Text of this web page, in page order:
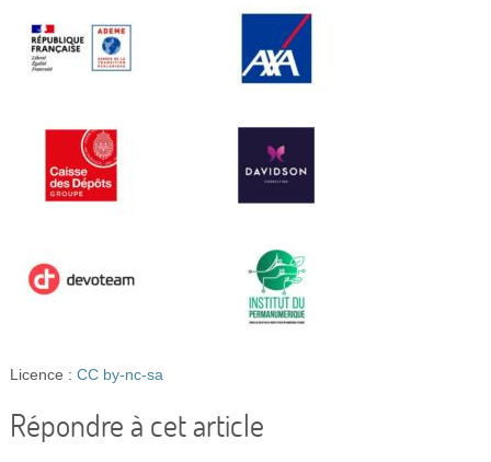
Licence : CC by-nc-sa
Répondre à cet article